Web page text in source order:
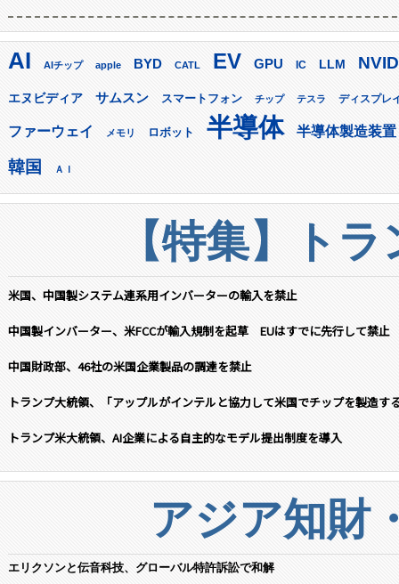
AI AIチップ apple BYD CATL EV GPU IC LLM
エヌビディア サムスン スマートフォン チップ テスラ ディスプレ
ファーウェイ メモリ ロボット 半導体 半導体製造装置
韓国 ＡＩ
【特集】ト
米国、中国製システム連系用インバーターの輸入を禁止
中国製インバーター、米FCCが輸入規制を起草 EUはすでに先行して禁止
中国財政部、46社の米国企業製品の調達を禁止
トランプ大統領、「アップルがインテルと協力して米国でチップを製造す
トランプ米大統領、AI企業による自主的なモデル提出制度を導入
アジア知財
エリクソンと伝音科技、グローバル特許訴訟で和解